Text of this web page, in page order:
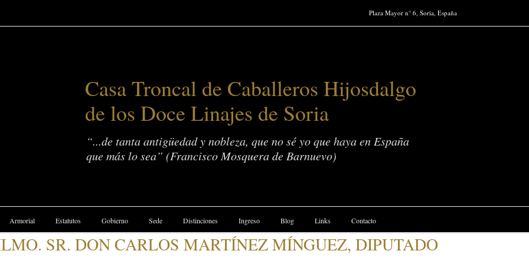
Plaza Mayor n° 6, Soria, España
Casa Troncal de Caballeros Hijosdalgo
de los Doce Linajes de Soria
“...de tanta antigüedad y nobleza, que no sé yo que haya en España
que más lo sea” (Francisco Mosquera de Barnuevo)
Armorial Estatutos Gobierno Sede Distinciones Ingreso Blog Links Contacto
SR. DON CARLOS MARTÍNEZ MÍNGUEZ, DIPUTADO